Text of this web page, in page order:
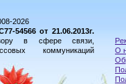
2026
54566 от 21.06.2013г.
в сфере связи,
коммуникаций
О